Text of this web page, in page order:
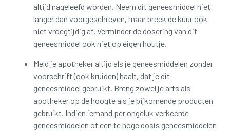
altijd nageleefd worden. Neem dit geneesmiddel niet
langer dan voorgeschreven, maar breek de kuur ook
niet vroegtijdig af. Verminder de dosering van dit
geneesmiddel ook niet op eigen houtje.
Meld je apotheker altijd als je geneesmiddelen zonder
voorschrift (ook kruiden) haalt, dat je dit
geneesmiddel gebruikt. Breng zowel je arts als
apotheker op de hoogte als je bijkomende producten
gebruikt. Indien iemand per ongeluk verkeerde
geneesmiddelen of een te hoge dosis geneesmiddelen